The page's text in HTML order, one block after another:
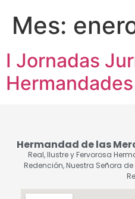
Mes:
I Jornadas
Hermandad de las
Real, Ilustre y Fervorosa
Redención, Nuestra Señora